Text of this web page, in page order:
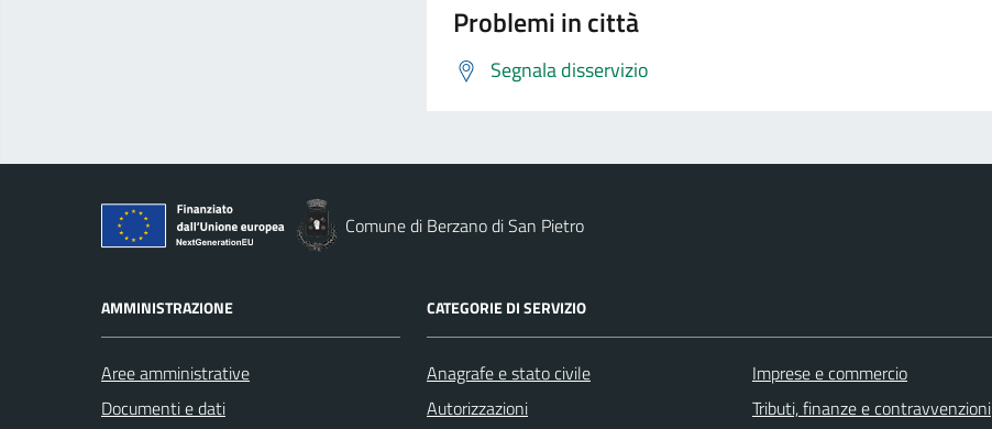
Problemi in città
Segnala disservizio
Comune di Berzano di San Pietro
AMMINISTRAZIONE
Aree amministrative
Documenti e dati
CATEGORIE DI SERVIZIO
Anagrafe e stato civile
Autorizzazioni
Imprese e commercio
Tributi, finanze e contravvenzioni